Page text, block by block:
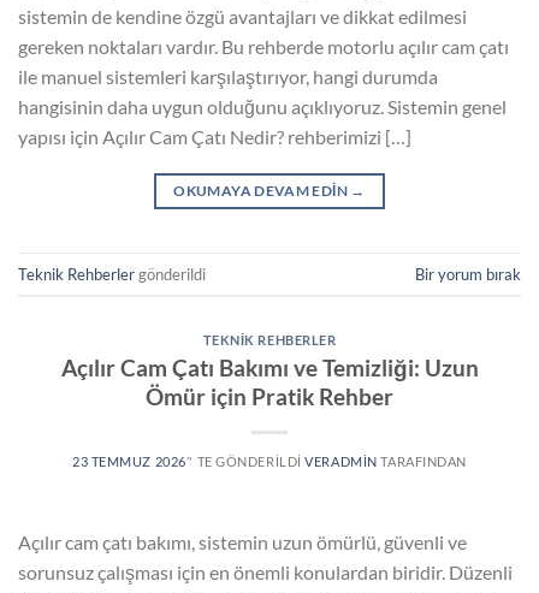
sistemin de kendine özgü avantajları ve dikkat edilmesi
gereken noktaları vardır. Bu rehberde motorlu açılır cam çatı
ile manuel sistemleri karşılaştırıyor, hangi durumda
hangisinin daha uygun olduğunu açıklıyoruz. Sistemin genel
yapısı için Açılır Cam Çatı Nedir? rehberimizi […]
OKUMAYA DEVAM EDIN →
Teknik Rehberlergönderildi Bir yorum bırak
TEKNIK REHBERLER
Açılır Cam Çatı Bakımı ve Temizliği: Uzun
Ömür için Pratik Rehber
23 TEMMUZ 2026’' TE GÖNDERILDI VERADMIN TARAFINDAN
Açılır cam çatı bakımı, sistemin uzun ömürlü, güvenli ve
sorunsuz çalışması için en önemli konulardan biridir. Düzenli